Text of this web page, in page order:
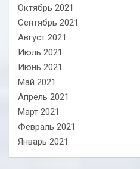
Октябрь 2021
Сентябрь 2021
Август 2021
Июль 2021
Июнь 2021
Май 2021
Апрель 2021
Март 2021
Февраль 2021
Январь 2021